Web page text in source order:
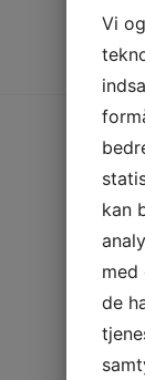
Vi
kan
med
de